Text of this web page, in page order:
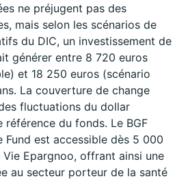
ne préjugent pas des
mais selon les scénarios de
du DIC, un investissement de
générer entre 8 720 euros
et 18 250 euros (scénario
La couverture de change
fluctuations du dollar
référence du fonds. Le BGF
Fund est accessible dès 5 000
Vie Epargnoo, offrant ainsi une
au secteur porteur de la santé